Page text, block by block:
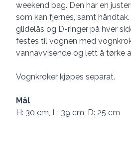
weekend bag. Den har en
som kan fjernes, samt
glidelås og D-ringer på hver
festes til vognen med
vannavvisende og lett å tørke
Vognkroker kjøpes separat.
Mål
H: 30 cm, L: 39 cm, D: 25 cm